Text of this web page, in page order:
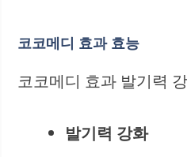
코코메디 효과 효능
코코메디 효과 발기력
발기력 강화